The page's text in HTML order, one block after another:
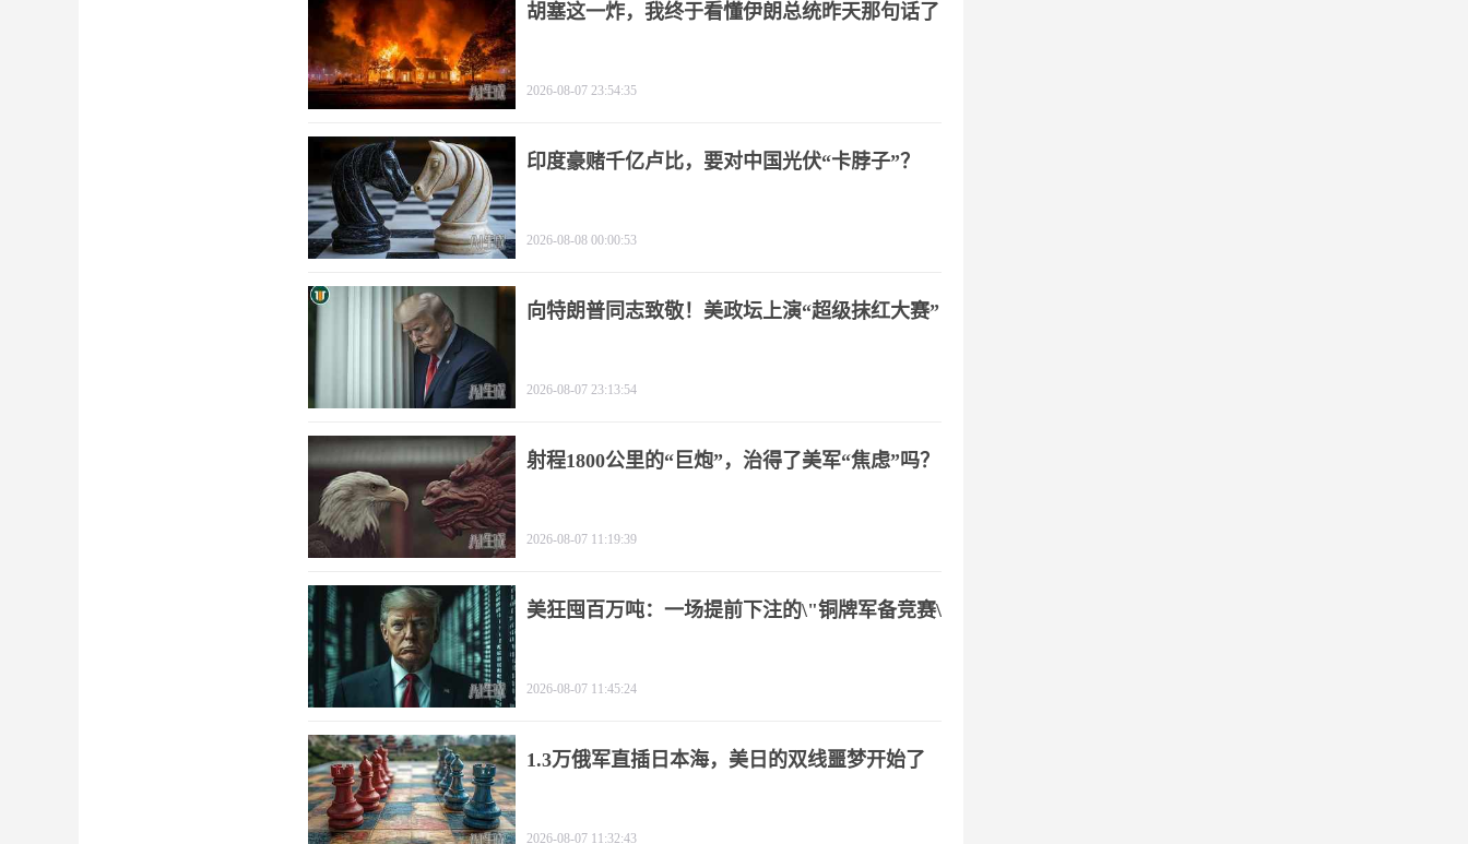
胡塞这一炸，我终于看懂伊朗总统昨天那句话了
2026-08-07 23:54:35
印度豪赌千亿卢比，要对中国光伏“卡脖子”？
2026-08-08 00:00:53
向特朗普同志致敬！美政坛上演“超级抹红大赛”
2026-08-07 23:13:54
射程1800公里的“巨炮”，治得了美军“焦虑”吗？
2026-08-07 11:19:39
美狂囤百万吨：一场提前下注的\"铜牌军备竞赛\"
2026-08-07 11:45:24
1.3万俄军直插日本海，美日的双线噩梦开始了
2026-08-07 11:32:43